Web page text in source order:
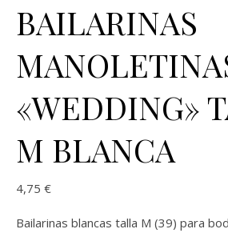
BAILARINAS
«WEDDING»
M BLANCA
4,75 €
Bailarinas blancas talla M (39) para